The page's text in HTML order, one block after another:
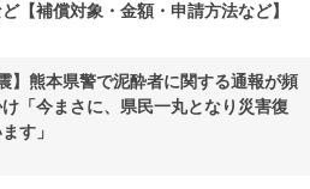
【補償対象・金額・申請方法など】
】熊本県警で泥酔者に関する通報が頻
「今まさに、県民一丸となり災害復
す」